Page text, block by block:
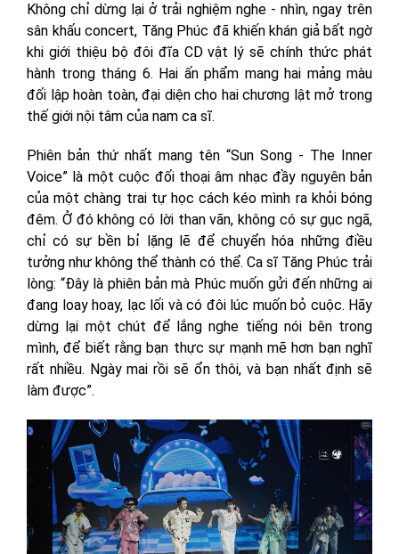
Không chỉ dừng lại ở trải nghiệm nghe - nhìn, ngay trên
sân khấu concert, Tăng Phúc đã khiến khán giả bất ngờ
khi giới thiệu bộ đôi đĩa CD vật lý sẽ chính thức phát
hành trong tháng 6. Hai ấn phẩm mang hai mảng màu
đối lập hoàn toàn, đại diện cho hai chương lật mở trong
thế giới nội tâm của nam ca sĩ.
Phiên bản thứ nhất mang tên “Sun Song - The Inner
Voice” là một cuộc đối thoại âm nhạc đầy nguyên bản
của một chàng trai tự học cách kéo mình ra khỏi bóng
đêm. Ở đó không có lời than vãn, không có sự gục ngã,
chỉ có sự bền bỉ lặng lẽ để chuyển hóa những điều
tưởng như không thể thành có thể. Ca sĩ Tăng Phúc trải
lòng: “Đây là phiên bản mà Phúc muốn gửi đến những ai
đang loay hoay, lạc lối và có đôi lúc muốn bỏ cuộc. Hãy
dừng lại một chút để lắng nghe tiếng nói bên trong
mình, để biết rằng bạn thực sự mạnh mẽ hơn bạn nghĩ
rất nhiều. Ngày mai rồi sẽ ổn thôi, và bạn nhất định sẽ
làm được”.